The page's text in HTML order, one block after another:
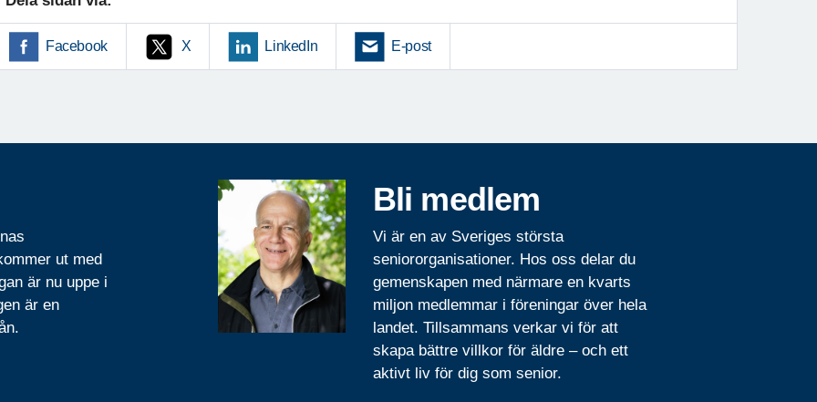
Facebook X LinkedIn E-post
ut med
är nu uppe i
är en
Bli medlem
Vi är en av Sveriges största
seniororganisationer. Hos oss delar du
gemenskapen med närmare en kvarts
miljon medlemmar i föreningar över hela
landet. Tillsammans verkar vi för att
skapa bättre villkor för äldre – och ett
aktivt liv för dig som senior.